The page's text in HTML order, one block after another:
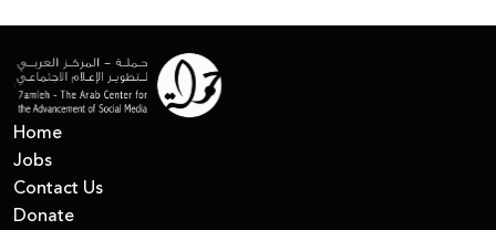
Home
Jobs
Contact Us
Donate